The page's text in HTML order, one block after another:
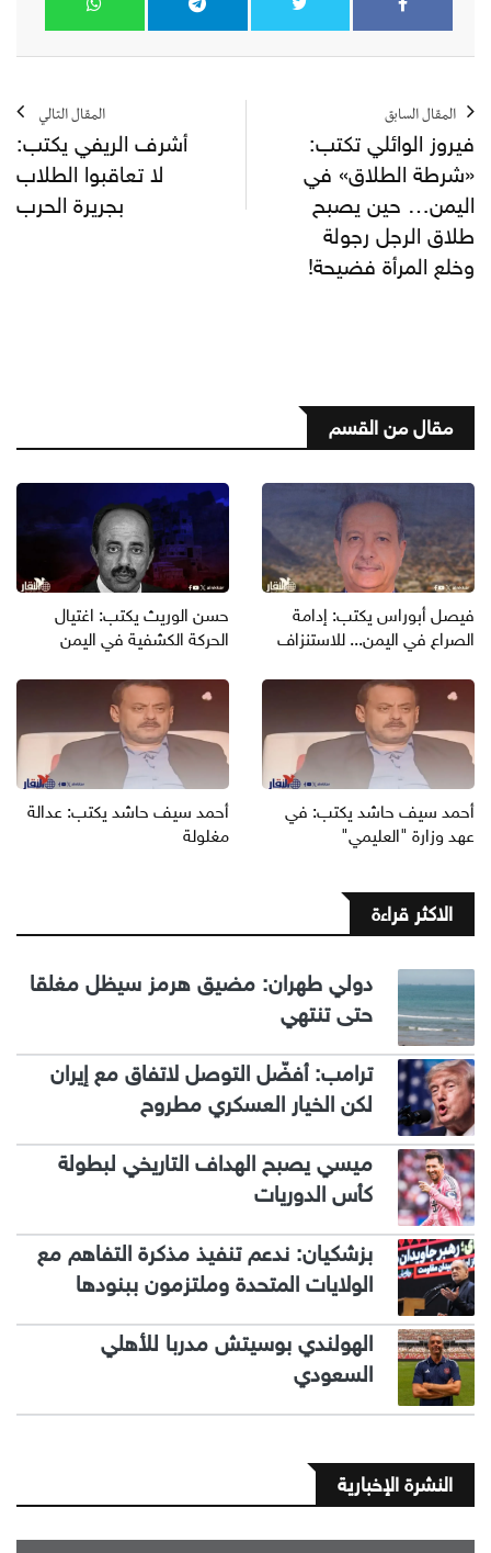
المقال السابق
فيروز الوائلي تكتب:
«شرطة الطلاق» في
اليمن… حين يصبح
طلاق الرجل رجولة
وخلع المرأة فضيحة!
المقال التالي
أشرف الريفي يكتب:
لا تعاقبوا الطلاب
بجريرة الحرب
مقال من القسم
فيصل أبوراس يكتب: إدامة
الصراع في اليمن... للاستنزاف
حسن الوريث يكتب: اغتيال
الحركة الكشفية في اليمن
أحمد سيف حاشد يكتب: في
عهد وزارة "العليمي"
أحمد سيف حاشد يكتب: عدالة
مغلولة
الاكثر قراءة
دولي طهران: مضيق هرمز سيظل مغلقا
حتى تنتهي
ترامب: أفضّل التوصل لاتفاق مع إيران
لكن الخيار العسكري مطروح
ميسي يصبح الهداف التاريخي لبطولة
كأس الدوريات
بزشكيان: ندعم تنفيذ مذكرة التفاهم مع
الولايات المتحدة وملتزمون ببنودها
الهولندي بوسيتش مدربا للأهلي
السعودي
النشرة الإخبارية